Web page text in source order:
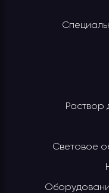
Раствор
Световое